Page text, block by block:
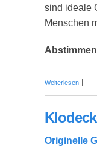
sind ideale
Menschen
Weiterlesen über
Originelle